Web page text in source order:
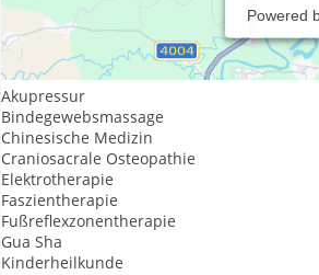
Powered
Leistungsspektrum:
Traditionelle und komplementäre
Akupressur
Bindegewebsmassage
Chinesische Medizin
Craniosacrale Osteopathie
Elektrotherapie
Faszientherapie
Fußreflexzonentherapie
Gua Sha
Kinderheilkunde